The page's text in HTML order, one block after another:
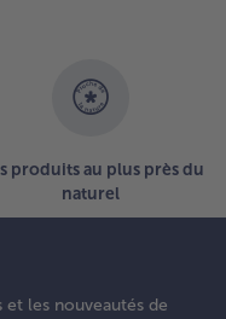
produits au plus près du
naturel
les nouveautés de